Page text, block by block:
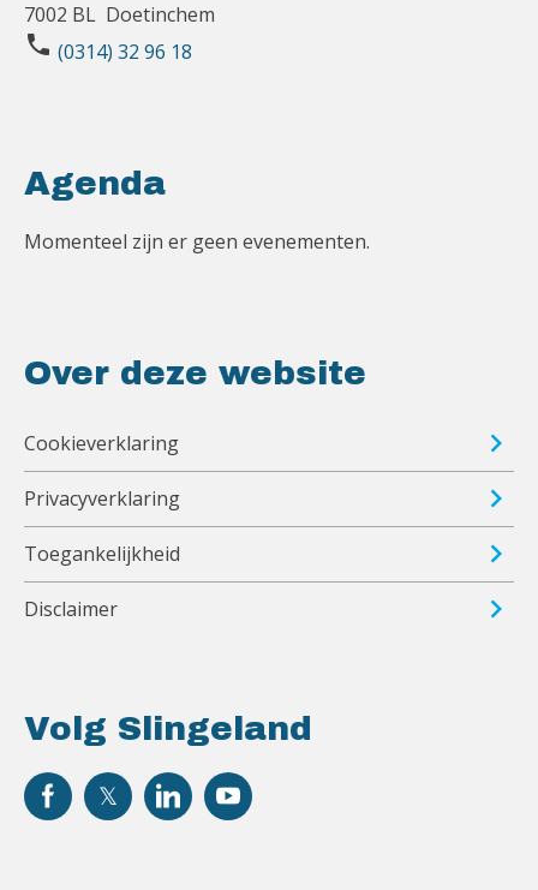
7002 BL Doetinchem
phone (0314) 32 96 18
Volg Slingeland
Agenda
Momenteel zijn er geen evenementen.
Over deze website
Cookieverklaring
Privacyverklaring
Toegankelijkheid
Disclaimer